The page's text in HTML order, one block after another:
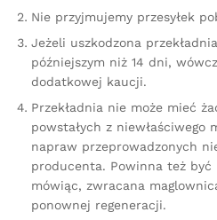
Nie przyjmujemy przesyłek
Jeżeli uszkodzona
późniejszym niż 14 dni,
dodatkowej kaucji.
Przekładnia nie może mieć
powstałych z niewłaściwego
napraw przeprowadzonych
producenta. Powinna też być
mówiąc, zwracana
ponownej regeneracji.